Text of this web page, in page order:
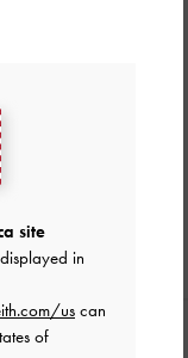
site
in
uscan
of